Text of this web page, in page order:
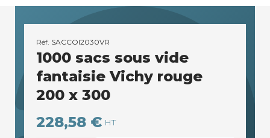
Réf. SACCOI2030VR
1000 sacs sous vide
fantaisie Vichy rouge
200 x 300
228,58 € HT